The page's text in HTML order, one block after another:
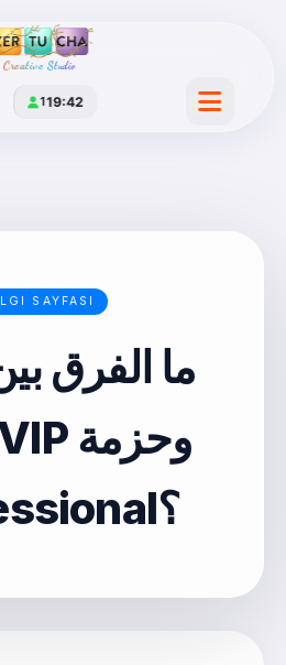
Creative Studio
119:42
SAYFASI
ما الفرق
Professional؟